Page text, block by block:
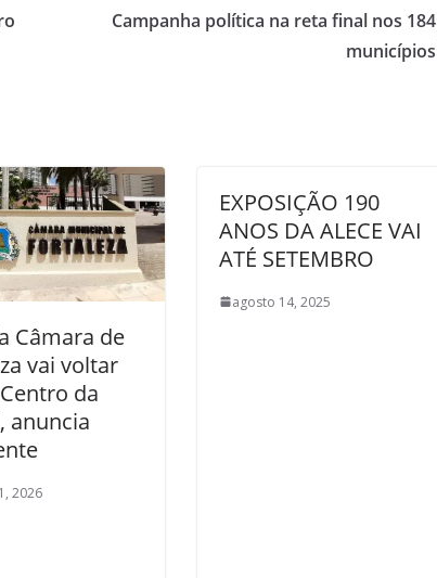
Campanha política na reta final nos 184
municípios
Câmara de
vai voltar
da
anuncia
2026
EXPOSIÇÃO 190
ANOS DA ALECE VAI
ATÉ SETEMBRO
agosto 14, 2025